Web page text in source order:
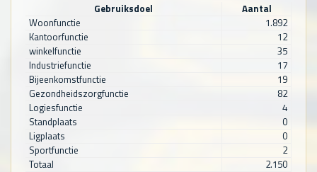
Gebruiksdoel
Aantal
Woonfunctie
1.892
Kantoorfunctie
12
winkelfunctie
35
Industriefunctie
17
Bijeenkomstfunctie
19
Gezondheidszorgfunctie
82
Logiesfunctie
4
Standplaats
0
Ligplaats
0
Sportfunctie
2
Totaal
2.150